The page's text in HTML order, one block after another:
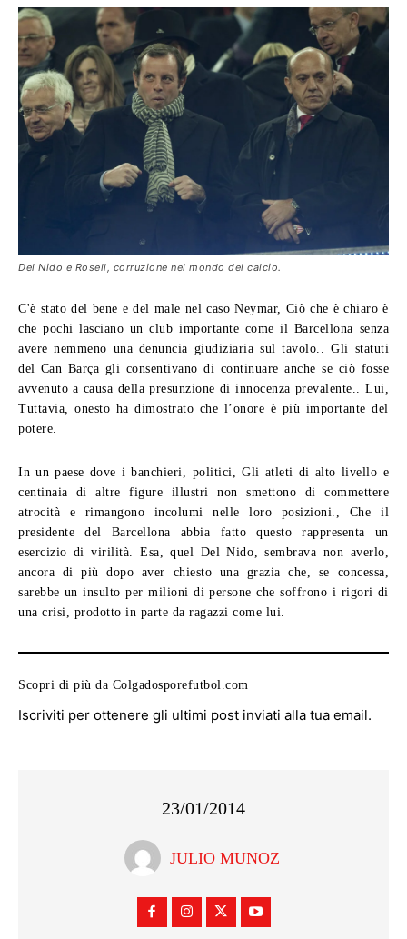
Del Nido e Rosell, corruzione nel mondo del calcio.
C'è stato del bene e del male nel caso Neymar, Ciò che è chiaro è
che pochi lasciano un club importante come il Barcellona senza
avere nemmeno una denuncia giudiziaria sul tavolo.. Gli statuti
del Can Barça gli consentivano di continuare anche se ciò fosse
avvenuto a causa della presunzione di innocenza prevalente.. Lui,
Tuttavia, onesto ha dimostrato che l’onore è più importante del
potere.
In un paese dove i banchieri, politici, Gli atleti di alto livello e
centinaia di altre figure illustri non smettono di commettere
atrocità e rimangono incolumi nelle loro posizioni., Che il
presidente del Barcellona abbia fatto questo rappresenta un
esercizio di virilità. Esa, quel Del Nido, sembrava non averlo,
ancora di più dopo aver chiesto una grazia che, se concessa,
sarebbe un insulto per milioni di persone che soffrono i rigori di
una crisi, prodotto in parte da ragazzi come lui.
Scopri di più da Colgadosporefutbol.com
Iscriviti per ottenere gli ultimi post inviati alla tua email.
23/01/2014
JULIO MUNOZ